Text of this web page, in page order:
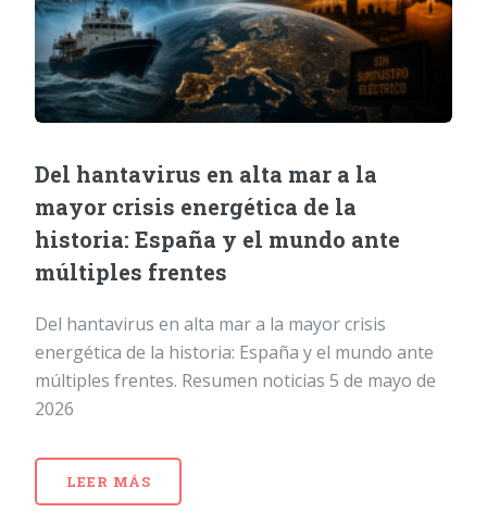
Del hantavirus en alta mar a la
mayor crisis energética de la
historia: España y el mundo ante
múltiples frentes
Del hantavirus en alta mar a la mayor crisis
energética de la historia: España y el mundo ante
múltiples frentes. Resumen noticias 5 de mayo de
2026
LEER MÁS